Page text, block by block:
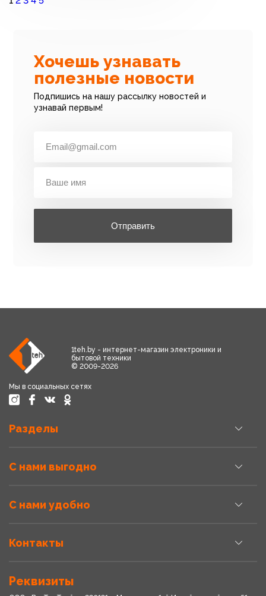
Хочешь узнавать
полезные новости
Подпишись на нашу рассылку новостей и
узнавай первым!
Отправить
1teh.by - интернет-магазин электроники и
бытовой техники
© 2009-2026
Мы в социальных сетях
Разделы
С нами выгодно
С нами удобно
Контакты
Реквизиты